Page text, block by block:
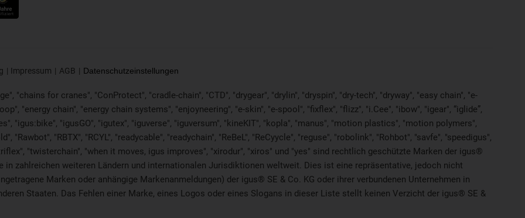
Impressum AGB Datenschutzeinstellungen
"chains for cranes", "ConProtect", "cradle-chain", "CTD", "drygear", "drylin", "dryspin", "dry-tech", "dryway", "easy chain", "e-
"energy chain", "energy chain systems", "enjoyneering", "e-skin", "e-spool", "fixflex", "flizz", "i.Cee", "ibow", "igear", “iglide”,
"igus:bike", "igusGO", "igutex", "iguverse", "iguversum", "kineKIT", "kopla", "manus", "motion plastics", "motion polymers",
"RBTX", "RCYL", "readycable", "readychain", "ReBeL", "ReCyycle", "reguse", "robolink", "Rohbot", "savfe", "speedigus",
"twisterchain", "when it moves, igus improves", "xirodur", "xiros" und "yes" sind rechtlich geschützte Marken der igus®
in zahlreichen weiteren Ländern und internationalen Jurisdiktionen weltweit. Dies ist eine repräsentative, jedoch nicht
Marken oder anhängige Markenanmeldungen) der igus® SE & Co. KG oder ihrer verbundenen Unternehmen in
Staaten. Das Fehlen einer Marke, eines Logos oder eines Slogans in dieser Liste stellt keinen Verzicht der igus® SE &